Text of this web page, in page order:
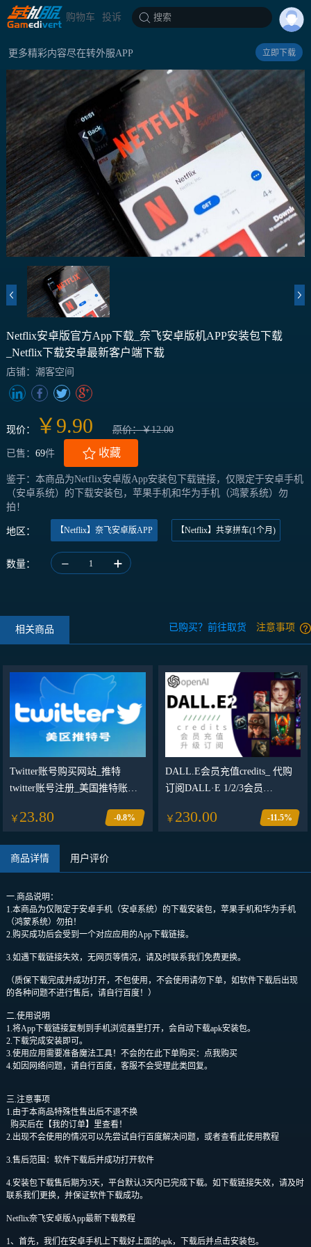
购物车 投诉 搜索
更多精彩内容尽在转外服APP 立即下载
Netflix安卓版官方App下载_奈飞安卓版机APP安装包下载
_Netflix下载安卓最新客户端下载
店铺：潮客空间
现价： ￥9.90 原价：￥12.00
已售： 69件 收藏
鉴于：本商品为Netflix安卓版App安装包下载链接，仅限定于安卓手机
（安卓系统）的下载安装包，苹果手机和华为手机（鸿蒙系统）勿
拍！
地区： 【Netflix】奈飞安卓版APP 【Netflix】共享拼车(1个月)
数量： 1
相关商品 已购买？前往取货 注意事项
Twitter账号购买网站_推特
twitter账号注册_美国推特账号
￥ 23.80 -0.8%
DALL.E会员充值credits_ 代购
订阅DALL·E 1/2/3会员
￥ 230.00 -11.5%
商品详情 用户评价
一.商品说明：
1.本商品为仅限定于安卓手机（安卓系统）的下载安装包，苹果手机和华为手机
（鸿蒙系统）勿拍！
2.购买成功后会受到一个对应应用的App下载链接。
3.如遇下载链接失效，无网页等情况，请及时联系我们免费更换。
（质保下载完成并成功打开，不包使用，不会使用请勿下单，如软件下载后出现
的各种问题不进行售后，请自行百度！）
二.使用说明
1.将App下载链接复制到手机浏览器里打开，会自动下载apk安装包。
2.下载完成安装即可。
3.使用应用需要准备魔法工具！不会的在此下单购买：点我购买
4.如因网络问题，请自行百度，客服不会受理此类回复。
三.注意事项
1.由于本商品特殊性售出后不退不换
购买后在【我的订单】里查看！
2.出现不会使用的情况可以先尝试自行百度解决问题，或者查看此使用教程
3.售后范围：软件下载后并成功打开软件
4.安装包下载售后期为3天，平台默认3天内已完成下载。如下载链接失效，请及时
联系我们更换，并保证软件下载成功。
Netflix奈飞安卓版App最新下载教程
1、首先，我们在安卓手机上下载好上面的apk，下载后并点击安装包。